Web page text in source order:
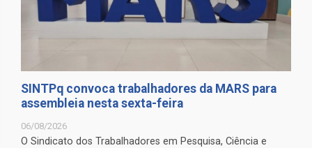
SINTPq convoca trabalhadores da MARS para
assembleia nesta sexta-feira
06/08/2026
O Sindicato dos Trabalhadores em Pesquisa, Ciência e